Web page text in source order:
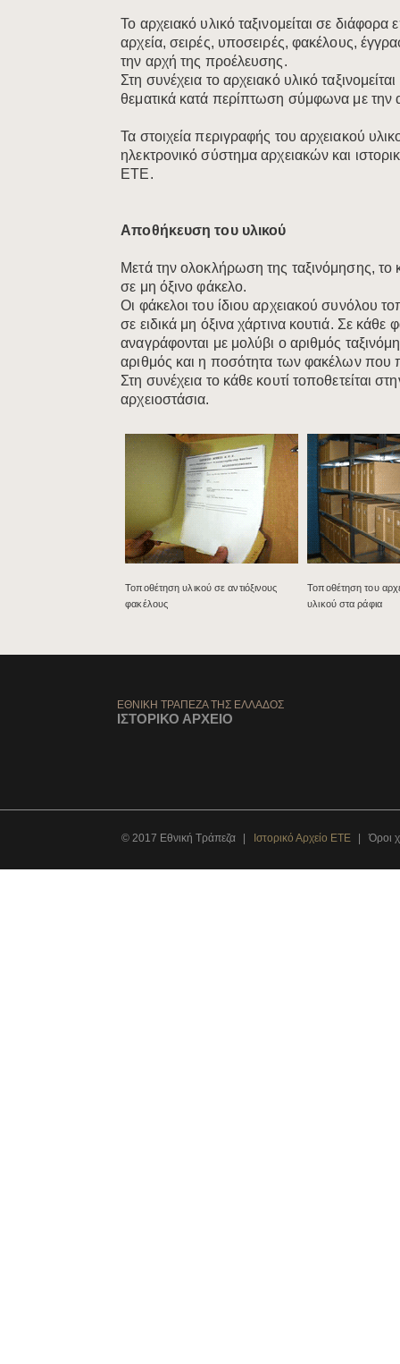
Το αρχειακό υλικό ταξινομείται σε
αρχεία, σειρές, υποσειρές, φακέλους,
την αρχή της προέλευσης.
Στη συνέχεια το αρχειακό υλικό
θεματικά κατά περίπτωση σύμφωνα με την
Τα στοιχεία περιγραφής του αρχειακού
ηλεκτρονικό σύστημα αρχειακών και
ΕΤΕ.
Αποθήκευση του υλικού
Μετά την ολοκλήρωση της ταξινόμησης, το
σε μη όξινο φάκελο.
Οι φάκελοι του ίδιου αρχειακού συνόλου
σε ειδικά μη όξινα χάρτινα κουτιά. Σε κάθε
αναγράφονται με μολύβι ο αριθμός
αριθμός και η ποσότητα των φακέλων που
Στη συνέχεια το κάθε κουτί τοποθετείται
αρχειοστάσια.
Τοποθέτηση υλικού σε αντιόξινους
φακέλους
Τοποθέτηση του
υλικού στα ράφια​
ΕΘΝΙΚΗ ΤΡΑΠΕΖΑ ΤΗΣ ΕΛΛΑΔΟΣ
ΙΣΤΟΡΙΚΟ ΑΡΧΕΙΟ
© 2017 Εθνική Τράπεζα Ιστορικό Αρχείο ΕΤΕ Όροι